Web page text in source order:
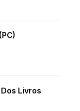
Livros